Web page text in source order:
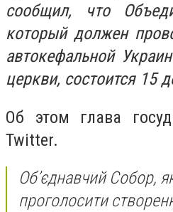
сообщил, что
который должен
автокефальной
церкви, состоится 15
Об этом глава
Twitter.
Об’єднавчий Собор,
проголосити